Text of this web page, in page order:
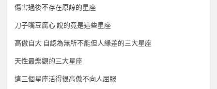
傷害過後不存在原諒的星座
刀子嘴豆腐心 說的竟是這些星座
高傲自大 自認為無所不能但人緣差的三大星座
天性最樂觀的三大星座
這三個星座活得很高傲不向人屈服